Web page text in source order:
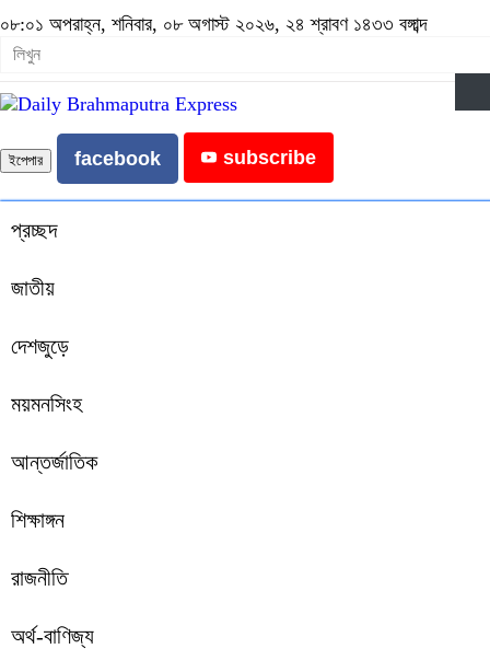
০৮:০১ অপরাহ্ন, শনিবার, ০৮ অগাস্ট ২০২৬, ২৪ শ্রাবণ ১৪৩৩ বঙ্গাব্দ
ইপেপার facebook subscribe
প্রচ্ছদ
জাতীয়
দেশজুড়ে
ময়মনসিংহ
আন্তর্জাতিক
শিক্ষাঙ্গন
রাজনীতি
অর্থ-বাণিজ্য